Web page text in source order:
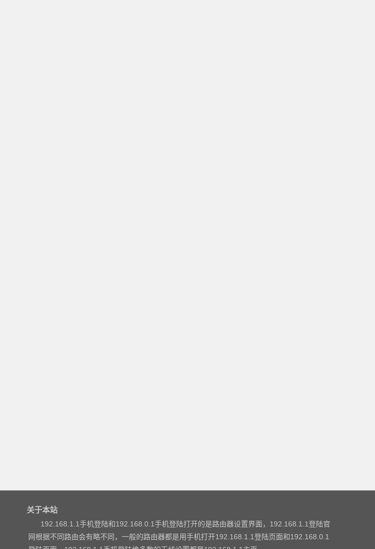
关于本站
192.168.1.1手机登陆和192.168.0.1手机登陆打开的是路由器设置界面，192.168.1.1登陆官
网根据不同路由会有略不同，一般的路由器都是用手机打开192.168.1.1登陆页面和192.168.0.1